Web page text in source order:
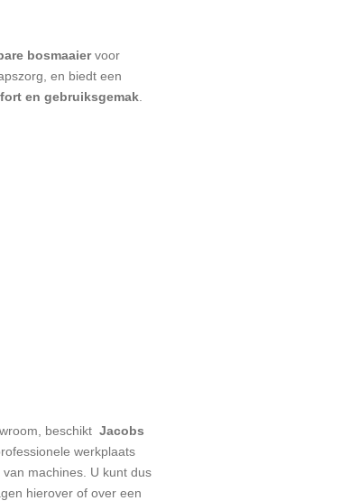
bosmaaiervoor
en biedt een
en gebruiksgemak
beschikt Jacobs
werkplaats
machines. U kunt dus
hierover of over een